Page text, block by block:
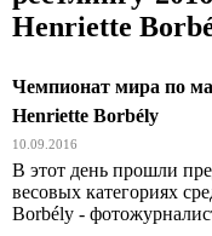
Henriette
Чемпионат мира по
Henriette Borbély
10.09.2016
В этот день прошли
весовых категориях
Borbély -